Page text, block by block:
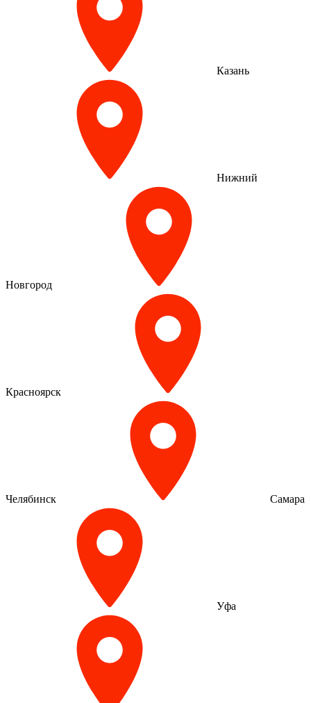
Казань
Нижний
Новгород
Красноярск
Челябинск Самара
Уфа